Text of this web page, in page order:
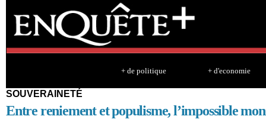
+ de politique + d'economie
SOUVERAINETÉ
Entre reniement et populisme, l’impossible